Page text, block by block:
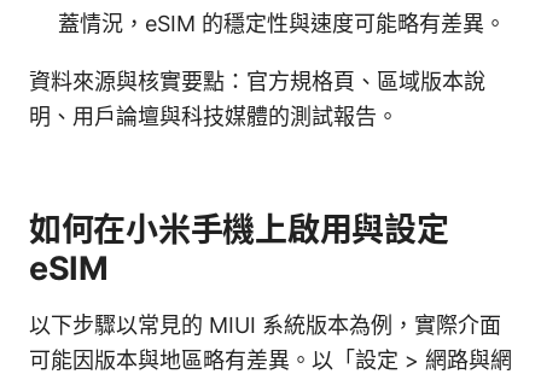
蓋情況，eSIM 的穩定性與速度可能略有差異。
資料來源與核實要點：官方規格頁、區域版本說
明、用戶論壇與科技媒體的測試報告。
如何在小米手機上啟用與設定
eSIM
以下步驟以常見的 MIUI 系統版本為例，實際介面
可能因版本與地區略有差異。以「設定 > 網路與網